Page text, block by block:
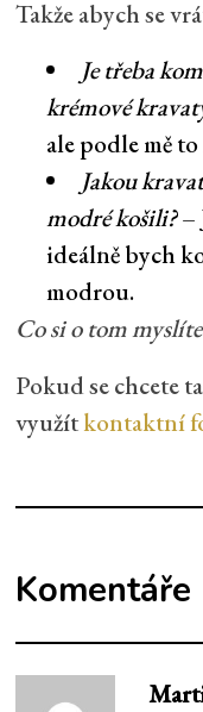
Takže abych se
Je třeba
krémové
ale podle mě
Jakou
modré košili?–
ideálně bych
modrou.
Co si o tom
Pokud se chcete
využítkontaktní
Komentáře